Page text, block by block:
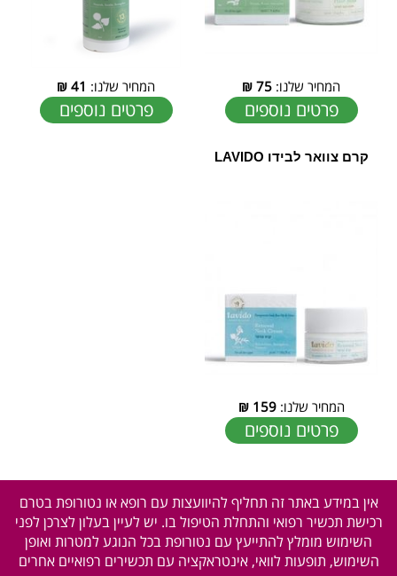
המחיר שלנו: 75
₪
פרטים נוספים
המחיר שלנו: 41
₪
פרטים נוספים
קרם צוואר לבידו LAVIDO
המחיר שלנו:159
₪
פרטים נוספים
אין במידע באתר זה תחליף להיוועצות עם רופא או נטורופת בטרם
רכישת תכשיר רפואי והתחלת הטיפול בו. יש לעיין בעלון לצרכן לפני
השימוש מומלץ להתייעץ עם נטורופת בכל הנוגע למטרות ואופן
השימוש, תופעות לוואי, אינטראקציה עם תכשירים רפואיים אחרים